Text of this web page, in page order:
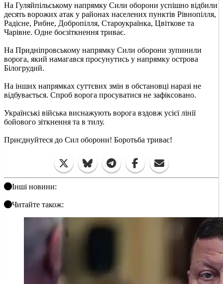
На Гуляйпільському напрямку Сили оборони успішно відбили
десять ворожих атак у районах населених пунктів Рівнопілля,
Радісне, Рибне, Добропілля, Староукраїнка, Цвіткове та
Чарівне. Одне боєзіткнення триває.
На Придніпровському напрямку Сили оборони зупинили
ворога, який намагався просунутись у напрямку острова
Білогрудий.
На інших напрямках суттєвих змін в обстановці наразі не
відбувається. Спроб ворога просуватися не зафіксовано.
Українські війська виснажують ворога вздовж усієї лінії
бойового зіткнення та в тилу.
Приєднуйтеся до Сил оборони! Боротьба триває!
Інші новини:
Читайте також: